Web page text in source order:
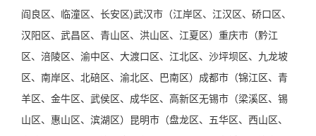
阎良区、临潼区、长安区)武汉市（江岸区、江汉区、硚口区、
汉阳区、武昌区、青山区、洪山区、江夏区）重庆市（黔江
区、涪陵区、渝中区、大渡口区、江北区、沙坪坝区、九龙坡
区、南岸区、北碚区、渝北区、巴南区）成都市（锦江区、青
羊区、金牛区、武侯区、成华区、高新区无锡市（梁溪区、锡
山区、惠山区、滨湖区）昆明市（盘龙区、五华区、西山区、